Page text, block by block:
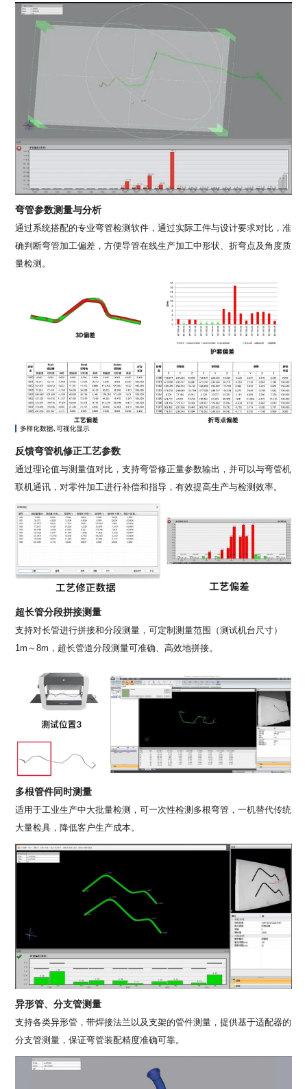
弯管参数测量与分析
通过系统搭配的专业弯管检测软件，通过实际工件与设计要求对比，准
确判断弯管加工偏差，方便导管在线生产加工中形状、折弯点及角度质
量检测。
反馈弯管机修正工艺参数
通过理论值与测量值对比，支持弯管修正量参数输出，并可以与弯管机
联机通讯，对零件加工进行补偿和指导，有效提高生产与检测效率。
超长管分段拼接测量
支持对长管进行拼接和分段测量，可定制测量范围（测试机台尺寸）
1m～8m，超长管道分段测量可准确、‌高效地拼接。
多根管件同时测量
适用于工业生产中大批量检测，可一次性检测多根弯管，一机替代传统
大量检具，降低客户生产成本。
异形管、分支管测量
支持各类异形管，带焊接法兰以及支架的管件测量，提供基于适配器的
分支管测量，保证弯管装配精度准确可靠。